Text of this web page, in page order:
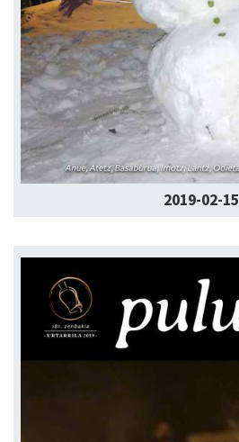
2019-02-15